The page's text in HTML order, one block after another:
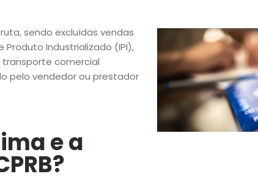
sendo excluídas vendas
Industrializado (IPI),
transporte comercial
pelo vendedor ou prestador
e a